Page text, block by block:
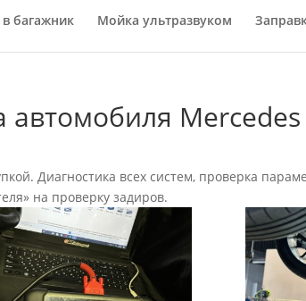
багажник Мойка ультразвуком
автомобиля
Диагностика всех систем, проверка
на проверку задиров.